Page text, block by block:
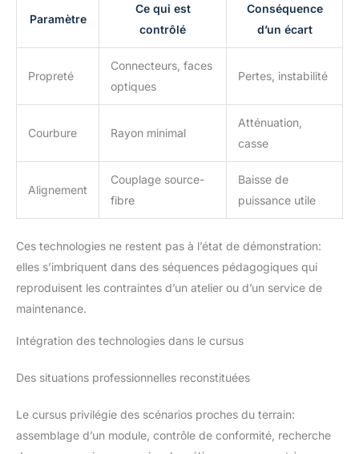
Paramètre
Ce qui est
contrôlé
Conséquence
d’un écart
Propreté
Connecteurs, faces
optiques
Pertes, instabilité
Courbure Rayon minimal
Atténuation,
casse
Alignement
Couplage source-
fibre
Baisse de
puissance utile
Ces technologies ne restent pas à l’état de démonstration:
elles s’imbriquent dans des séquences pédagogiques qui
reproduisent les contraintes d’un atelier ou d’un service de
maintenance.
Intégration des technologies dans le cursus
Des situations professionnelles reconstituées
Le cursus privilégie des scénarios proches du terrain:
assemblage d’un module, contrôle de conformité, recherche